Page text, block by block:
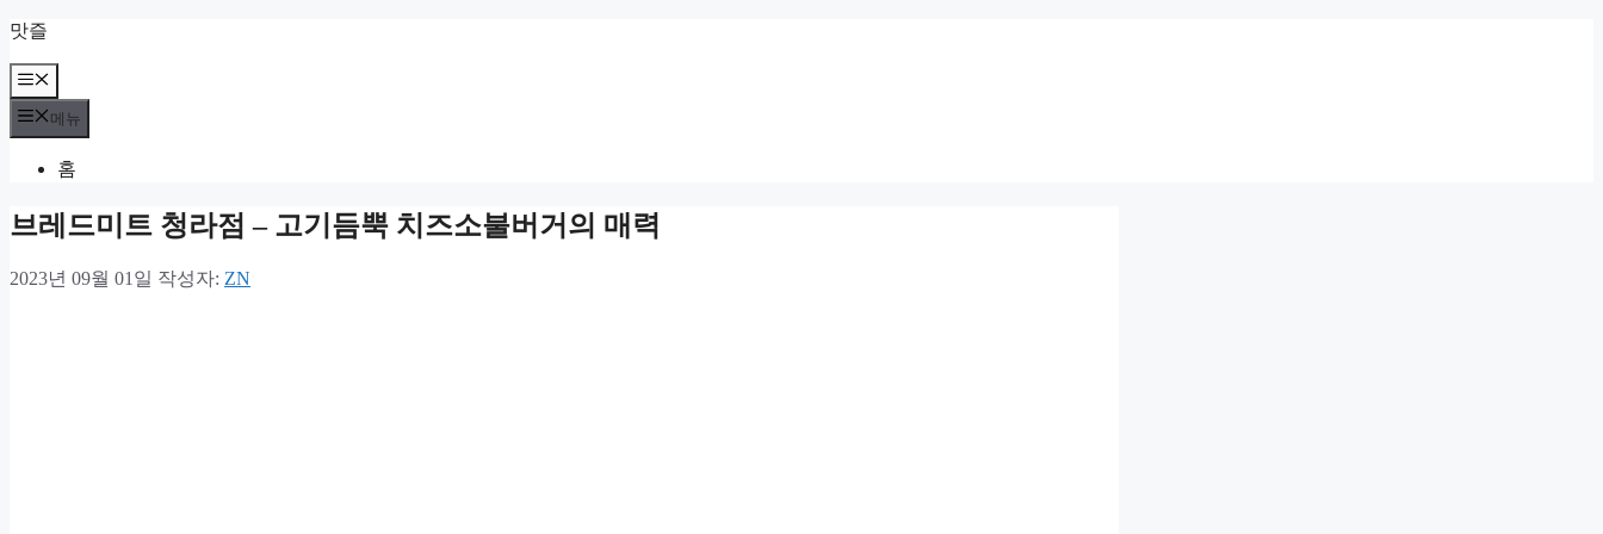
컨
츠
로
맛즐
메
뉴
메뉴
홈
브레드미트 청라점 – 고기듬뿍 치즈소불버거의 매력
2023년 09월 01일 작성자: ZN